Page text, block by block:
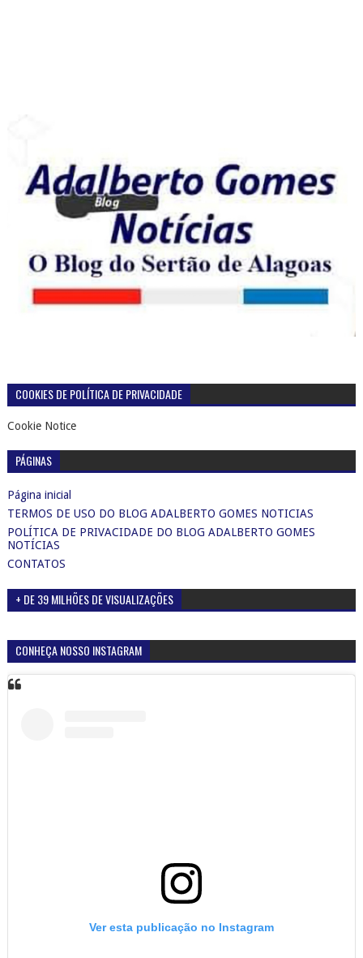
COOKIES DE POLÍTICA DE PRIVACIDADE
Cookie Notice
PÁGINAS
Página inicial
TERMOS DE USO DO BLOG ADALBERTO GOMES NOTICIAS
POLÍTICA DE PRIVACIDADE DO BLOG ADALBERTO GOMES
NOTÍCIAS
CONTATOS
+ DE 39 MILHÕES DE VISUALIZAÇÕES
CONHEÇA NOSSO INSTAGRAM
Ver esta publicação no Instagram